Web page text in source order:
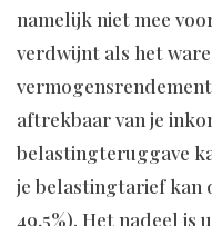
namelijk niet mee
verdwijnt als het
aftrekbaar van je
belastingteruggave
je belastingtarief kan
49,5%). Het nadeel is